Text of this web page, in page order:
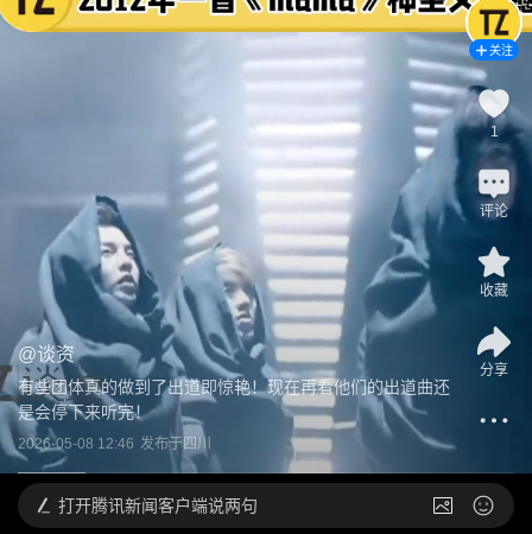
@谈资
有些团体真的做到了出道即惊艳！现在再看他们的出道曲还
是会停下来听完！
2026-05-08 12:46 发布于四川
关注
1
评论
收藏
分享
打开腾讯新闻客户端说两句